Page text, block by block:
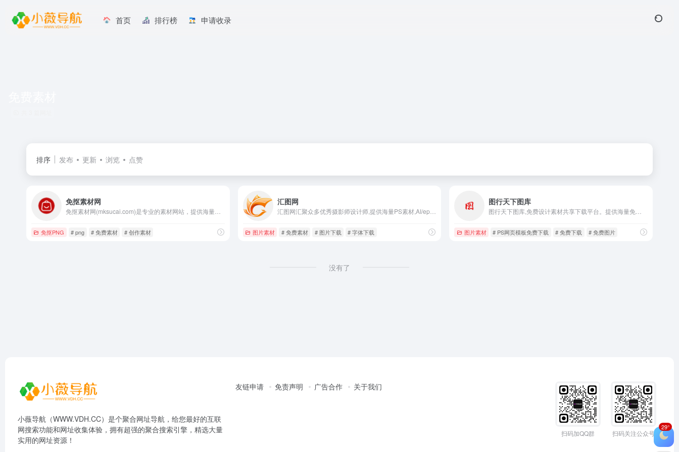
首页 排行榜 申请收录
排序 发布 更新 浏览 点赞
免抠素材网
免抠PNG # png # 免费素材 # 创作素材
汇图网
汇图网汇聚众多优秀摄影师设计师,提供海量PS素材,AI/eps/cdr矢量元素,png免扣素材,ppt模板,c4d样机,cad制图,max模型,平面海报,字体设计,婚礼效果图,包装设计,UI设计,logo设计,网页模板,电商素材,花型印花,视频模板,美食摄影,文物藏品摄影,风光摄影,插画漫画,舞台背景,美陈雕塑,还有公益海报,公益图片等免费素材,千万精美图片设计素材等你来下载,买图卖图就上汇图！
图片素材 # 免费素材 # 图片下载 # 字体下载
图行天下图库
图片素材 # PS网页模板免费下载 # 免费下载 # 免费图片
没有了
小薇导航（WWW.VDH.CC）是个聚合网址导航，给您最好的互联
网搜索功能和网址收集体验，拥有超强的聚合搜索引擎，精选大量
实用的网址资源！
友链申请 免责声明 广告合作 关于我们
扫码加QQ群 扫码关注公众号
29°